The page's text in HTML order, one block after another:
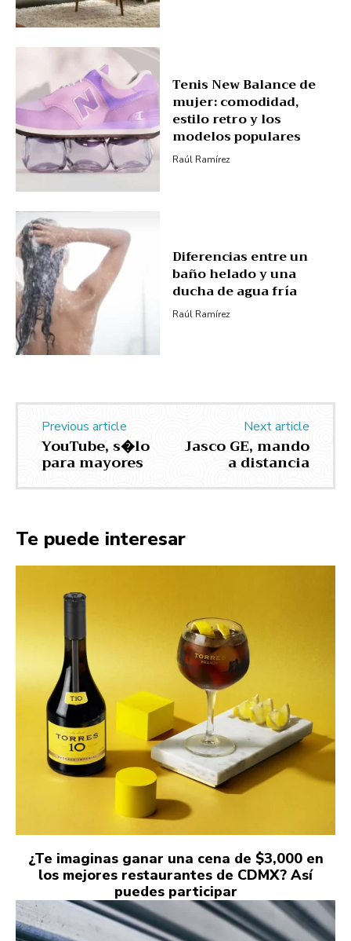
Tenis New Balance de
mujer: comodidad,
estilo retro y los
modelos populares
Raúl Ramírez
Diferencias entre un
baño helado y una
ducha de agua fría
Raúl Ramírez
Previous article
YouTube, s�lo
para mayores
Next article
Jasco GE, mando
a distancia
Te puede interesar
¿Te imaginas ganar una cena de $3,000 en
los mejores restaurantes de CDMX? Así
puedes participar